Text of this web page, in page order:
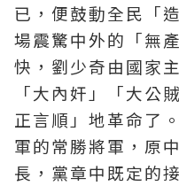
已，便鼓動全民「
場震驚中外的「無
快，劉少奇由國家
「大內奸」「大公
正言順」地革命了
軍的常勝將軍，原
長，黨章中既定的